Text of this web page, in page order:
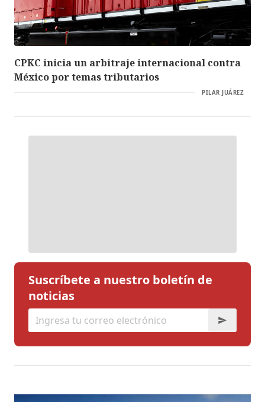
CPKC inicia un arbitraje internacional contra
México por temas tributarios
PILAR JUÁREZ
Suscríbete a nuestro boletín de
noticias